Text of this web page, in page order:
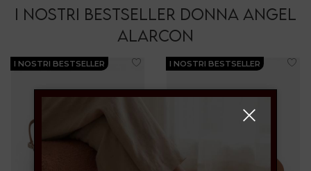
I NOSTRI BESTSELLER DONNA ANGEL
ALARCON
I NOSTRI BESTSELLER I NOSTRI BESTSELLER